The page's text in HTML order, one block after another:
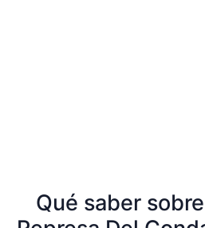
Qué saber